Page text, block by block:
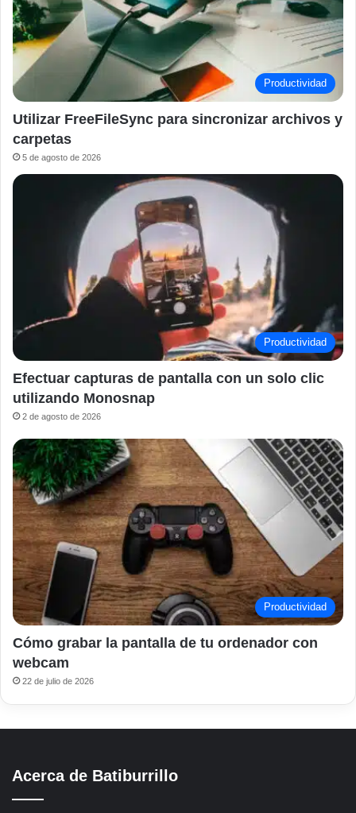
Productividad
Utilizar FreeFileSync para sincronizar archivos y
carpetas
5 de agosto de 2026
Productividad
Efectuar capturas de pantalla con un solo clic
utilizando Monosnap
2 de agosto de 2026
Productividad
Cómo grabar la pantalla de tu ordenador con
webcam
22 de julio de 2026
Acerca de Batiburrillo